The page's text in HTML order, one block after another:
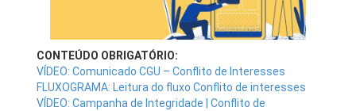
CONTEÚDO OBRIGATÓRIO:
VÍDEO: Comunicado CGU – Conflito de Interesses
FLUXOGRAMA: Leitura do fluxo Conflito de interesses
VÍDEO: Campanha de Integridade | Conflito de